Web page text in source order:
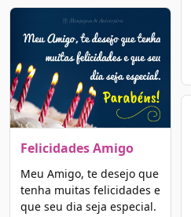
Felicidades Amigo
Meu Amigo, te desejo que
tenha muitas felicidades e
que seu dia seja especial.